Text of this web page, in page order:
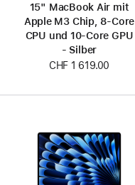
15" MacBook Air mit
Apple M3 Chip, 8‑Core
CPU und 10‑Core GPU
- Silber
CHF 1 619.00